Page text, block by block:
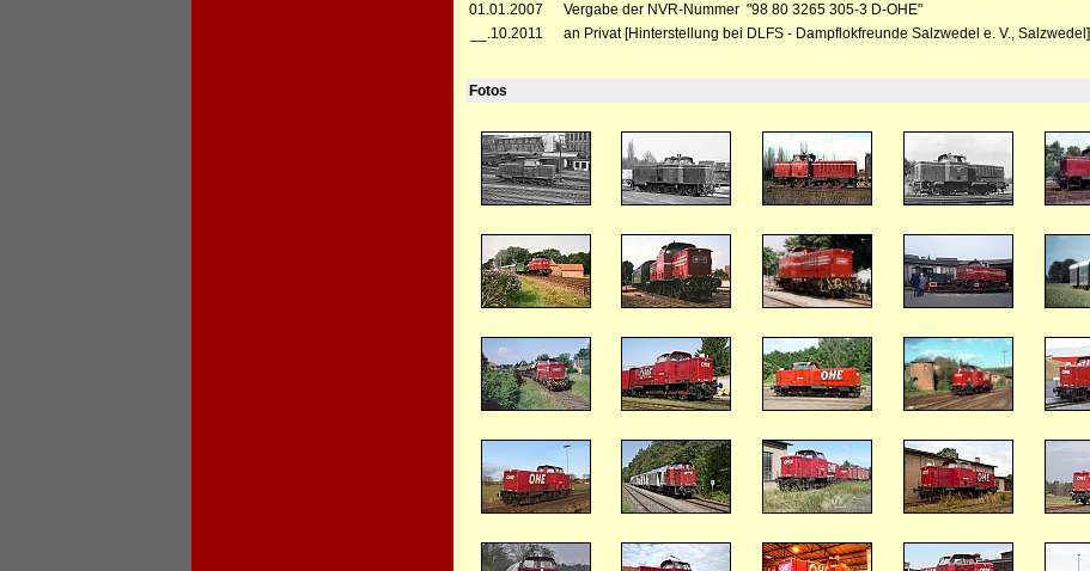
01.01.2007
Vergabe der NVR-Nummer "98 80 3265 305-3 D-OHE"
__.10.2011
an Privat [Hinterstellung bei DLFS - Dampflokfreunde Salzwedel e. V., Salzwedel]
Fotos